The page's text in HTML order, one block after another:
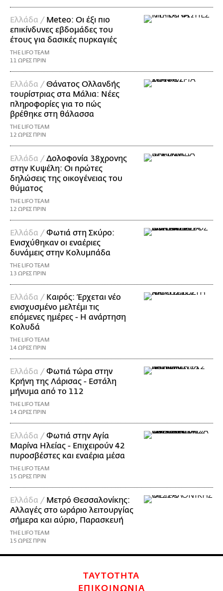
Ελλάδα / Meteo: Οι έξι πιο
επικίνδυνες εβδομάδες του
έτους για δασικές πυρκαγιές
THE LIFO TEAM
11 ΩΡΕΣ ΠΡΙΝ
Ελλάδα /Θάνατος Ολλανδής
τουρίστριας στα Μάλια: Νέες
πληροφορίες για το πώς
βρέθηκε στη θάλασσα
THE LIFO TEAM
12 ΩΡΕΣ ΠΡΙΝ
Ελλάδα /Δολοφονία 38χρονης
στην Κυψέλη: Οι πρώτες
δηλώσεις της οικογένειας του
θύματος
THE LIFO TEAM
12 ΩΡΕΣ ΠΡΙΝ
Ελλάδα /Φωτιά στη Σκύρο:
Ενισχύθηκαν οι εναέριες
δυνάμεις στην Κολυμπάδα
THE LIFO TEAM
13 ΩΡΕΣ ΠΡΙΝ
Ελλάδα / Καιρός: Έρχεται νέο
ενισχυσμένο μελτέμι τις
επόμενες ημέρες - Η ανάρτηση
Κολυδά
THE LIFO TEAM
14 ΩΡΕΣ ΠΡΙΝ
Ελλάδα /Φωτιά τώρα στην
Κρήνη της Λάρισας - Εστάλη
μήνυμα από το 112
THE LIFO TEAM
14 ΩΡΕΣ ΠΡΙΝ
Ελλάδα /Φωτιά στην Αγία
Μαρίνα Ηλείας - Επιχειρούν 42
πυροσβέστες και εναέρια μέσα
THE LIFO TEAM
15 ΩΡΕΣ ΠΡΙΝ
Ελλάδα / Μετρό Θεσσαλονίκης:
Αλλαγές στο ωράριο λειτουργίας
σήμερα και αύριο, Παρασκευή
THE LIFO TEAM
15 ΩΡΕΣ ΠΡΙΝ
ΤΑΥΤΟΤΗΤΑ
ΕΠΙΚΟΙΝΩΝΙΑ